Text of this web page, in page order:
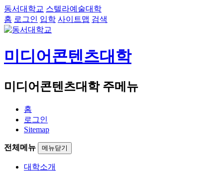
동서대학교 스텔라예술대학
홈 로그인 입학 사이트맵 검색
미디어콘텐츠대학
미디어콘텐츠대학 주메뉴
홈
로그인
Sitemap
전체메뉴 메뉴닫기
대학소개